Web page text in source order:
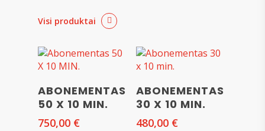
Visi produktai
Į KREPŠELĮ
ABONEMENTAS
50 X 10 MIN.
750,00 €
Į KREPŠELĮ
ABONEMENTAS
30 X 10 MIN.
480,00 €